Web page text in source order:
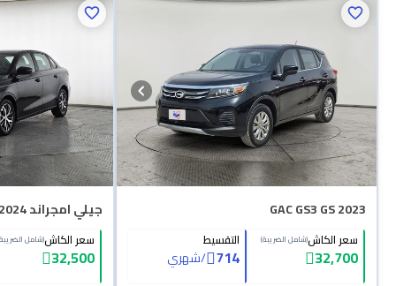
GAC GS3 GS 2023
سعر الكاش(شامل الضريبة)
32,700
التقسيط
714
/شهري
جيلي امجراند GS 2024
سعر الكاش(شامل
32,500